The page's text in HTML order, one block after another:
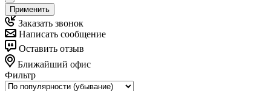
Применить
Заказать звонок
Написать сообщение
Оставить отзыв
Ближайший офис
Фильтр